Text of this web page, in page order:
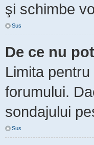
şi schimbe
Sus
De ce nu
Limita
forumului.
sondajului
Sus